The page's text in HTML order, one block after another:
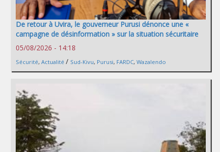
De retour à Uvira, le gouverneur Purusi dénonce une «
campagne de désinformation » sur la situation sécuritaire
05/08/2026 - 14:18
Sécurité, Actualité / Sud-Kivu, Purusi, FARDC, Wazalendo